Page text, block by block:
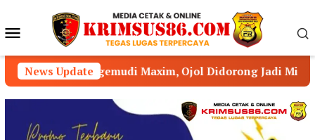
konten Menu
Mobile
News Update
Maxim, Ojol Didorong Jadi Mitra Strategis